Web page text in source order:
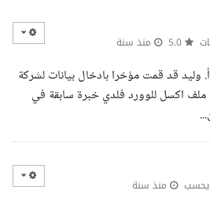
منذ سنة
قد قمت مؤخرا بادخال بيانات لشركة
ملف اكسل للوورد فلدي خبرة سابقة في
يحسب منذ سنة